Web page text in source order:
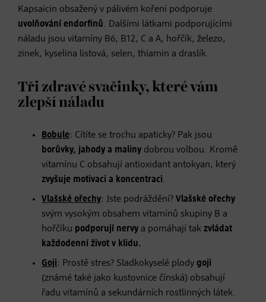
Kapsaicin obsažený v pálivém koření podporuje
uvolňování endorfinů. Dalšími látkami podporujícími
náladu jsou vitamíny B6, B12, C a A, hořčík, železo,
zinek, kyselina listová, selen, thiamin a draslík.
Tři zdravé svačinky, které vám
zlepší náladu
Bobule: Cítíte se trochu apaticky? Pak jsou
borůvky, jahody a maliny dobrou volbou. Kromě
vitamínu C obsahují antioxidant antokyan, který
zvyšuje motivaci a koncentraci.
Vlašské ořechy: Jste podráždění? Vlašské ořechy
svým vysokým obsahem vitamínů skupiny B a
hořčíku podporují nervy a pomáhají tak zvládat
každodenní život v klidu.
Goji: Prostě stres? Sladkokyselé plody goji
(známé také jako kustovnice čínská) obsahují
řadu vitamínů a sekundárních rostlinných látek.